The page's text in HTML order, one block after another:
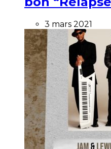
3 mars 2021